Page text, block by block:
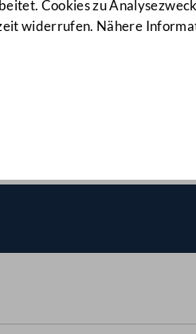
Cookies zu
widerrufen. Nähere
des
2008 und